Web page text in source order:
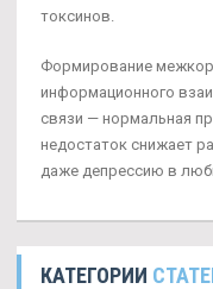
токсинов.
Формирование
информационного
связи — нормальная
недостаток снижает
даже депрессию в
КАТЕГОРИИ